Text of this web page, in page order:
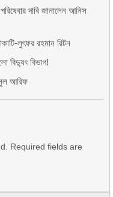
দাবি জানালেন আনিস
লুৎফর রহমান রিটন
বিদ্যুৎ বিভাগ!
আরিফ
Required fields are